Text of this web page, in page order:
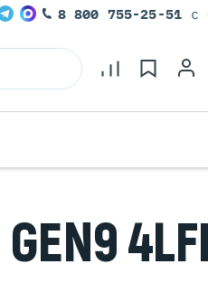
Серверы Под
Серверы Для
8 800 755-25-51 с